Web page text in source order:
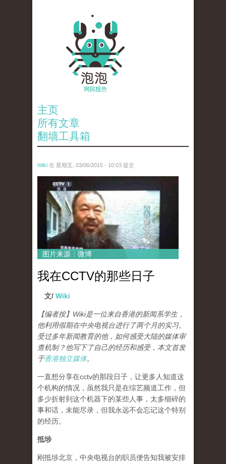
主页
所有文章
翻墙工具箱
Wiki 在 星期五, 03/06/2015 - 10:03 提交
ai_wei_wei_.jpg
图片来源：微博
我在CCTV的那些日子
文/ Wiki
【编者按】Wiki是一位来自香港的新闻系学生，
他利用假期在中央电视台进行了两个月的实习。
受过多年新闻教育的他，如何感受大陆的媒体审
查机制？他写下了自己的经历和感受，本文首发
于香港独立媒体。
一直想分享在cctv的那段日子，让更多人知道这
个机构的情况，虽然我只是在综艺频道工作，但
多少折射到这个机器下的某些人事，太多细碎的
事和话，未能尽录，但我永远不会忘记这个特别
的经历。
抵埗
刚抵埗北京，中央电视台的职员便告知我被安排